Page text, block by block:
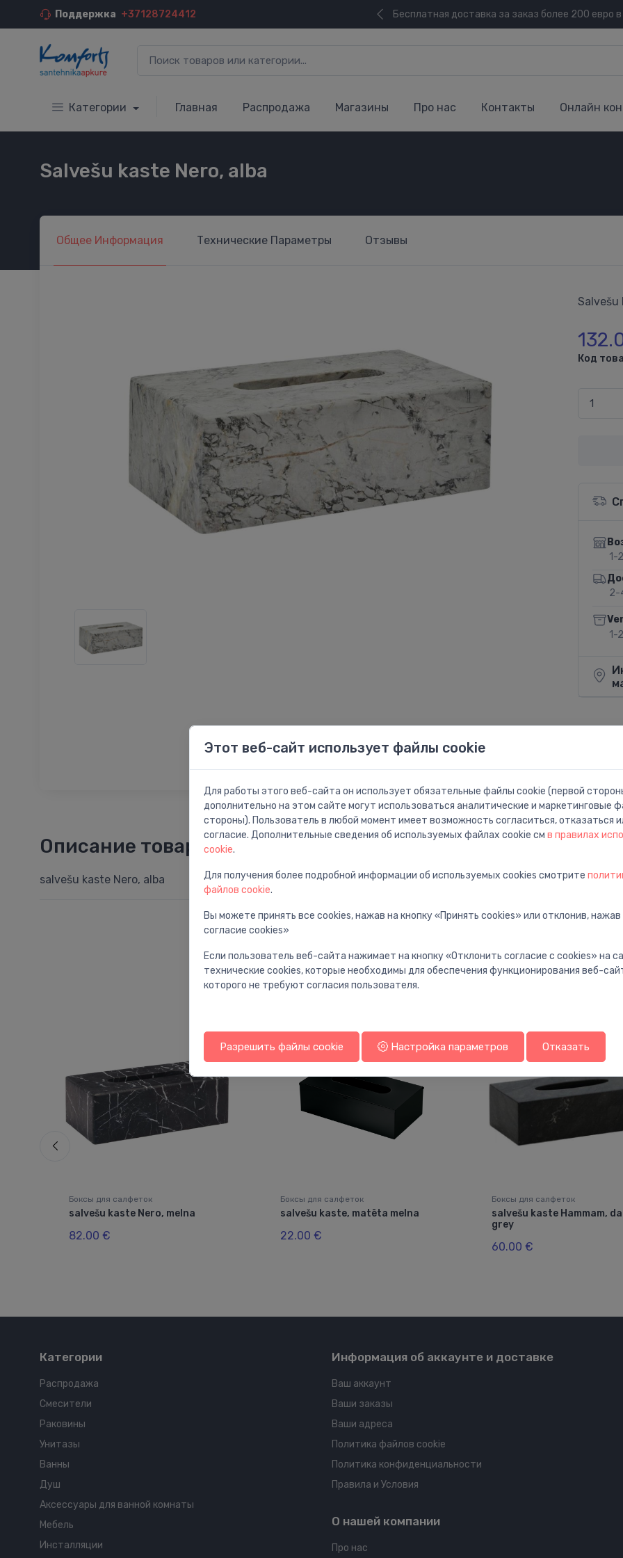
Поддержка +37128724412 Бесплатная доставка за заказ более 200 евро в
Категории Главная Распродажа Магазины Про нас Контакты Онлайн
Salvešu kaste Nero, alba
Общее Информация Технические Параметры Отзывы
Salvešu
Код
1-
2-
1-
Описание товара
salvešu kaste Nero, alba
Вам также может понравиться
Боксы для салфеток
salvešu kaste Nero, melna
82.00 €
Боксы для салфеток
salvešu kaste, matēta melna
22.00 €
Боксы для салфеток
salvešu kaste Hammam,
grey
60.00 €
Категории
Распродажа
Смесители
Раковины
Унитазы
Ванны
Душ
Аксессуары для ванной комнаты
Мебель
Инсталляции
Информация об аккаунте и доставке
Ваш аккаунт
Ваши заказы
Ваши адреса
Политика файлов cookie
Политика конфиденциальности
Правила и Условия
О нашей компании
Про нас
Этот веб-сайт использует файлы cookie
Для работы этого веб-сайта он использует обязательные файлы cookie (первой
дополнительно на этом сайте могут использоваться аналитические и маркетинговые
стороны). Пользователь в любой момент имеет возможность согласиться, отказаться
согласие. Дополнительные сведения об используемых файлах cookie см в правилах
cookie.
Для получения более подробной информации об используемых cookies смотрите
файлов cookie.
Вы можете принять все cookies, нажав на кнопку «Принять cookies» или отклонив,
согласие cookies»
Если пользователь веб-сайта нажимает на кнопку «Отклонить согласие с cookies» на
технические cookies, которые необходимы для обеспечения функционирования веб-
которого не требуют согласия пользователя.
Разрешить файлы cookie Настройка параметров Отказать